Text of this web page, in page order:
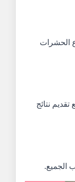
الحشرات
نتائج
الجميع.